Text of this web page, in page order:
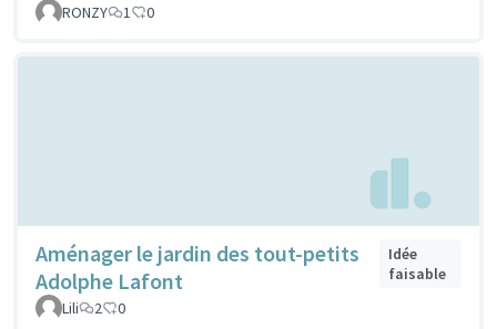
RONZY
1 0
Aménager le jardin des tout-petits
Adolphe Lafont
Idée
faisable
Lili
2 0